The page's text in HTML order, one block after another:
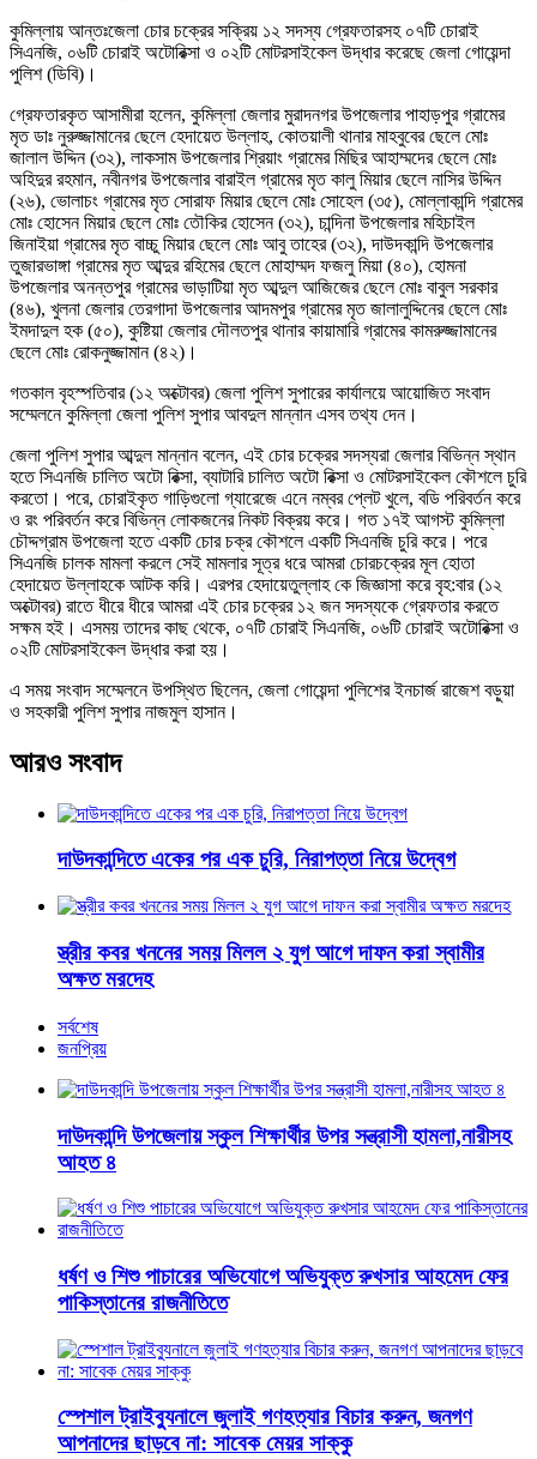
কুমিল্লায় আন্তঃজেলা চোর চক্রের সক্রিয় ১২ সদস্য গ্রেফতারসহ ০৭টি চোরাই
সিএনজি, ০৬টি চোরাই অটোরিক্সা ও ০২টি মোটরসাইকেল উদ্ধার করেছে জেলা গোয়েন্দা
পুলিশ (ডিবি)।
গ্রেফতারকৃত আসামীরা হলেন, কুমিল্লা জেলার মুরাদনগর উপজেলার পাহাড়পুর গ্রামের
মৃত ডাঃ নুরুজ্জামানের ছেলে হেদায়েত উল্লাহ, কোতয়ালী থানার মাহবুবের ছেলে মোঃ
জালাল উদ্দিন (৩২), লাকসাম উপজেলার শ্রিয়াং গ্রামের মিছির আহাম্মদের ছেলে মোঃ
অহিদুর রহমান, নবীনগর উপজেলার বারাইল গ্রামের মৃত কালু মিয়ার ছেলে নাসির উদ্দিন
(২৬), ভোলাচং গ্রামের মৃত সোরাফ মিয়ার ছেলে মোঃ সোহেল (৩৫), মোল্লাকান্দি গ্রামের
মোঃ হোসেন মিয়ার ছেলে মোঃ তৌকির হোসেন (৩২), চান্দিনা উপজেলার মহিচাইল
জিনাইয়া গ্রামের মৃত বাচ্চু মিয়ার ছেলে মোঃ আবু তাহের (৩২), দাউদকান্দি উপজেলার
তুজারভাঙ্গা গ্রামের মৃত আব্দুর রহিমের ছেলে মোহাম্মদ ফজলু মিয়া (৪০), হোমনা
উপজেলার অনন্তপুর গ্রামের ভাড়াটিয়া মৃত আব্দুল আজিজের ছেলে মোঃ বাবুল সরকার
(৪৬), খুলনা জেলার তেরগাদা উপজেলার আদমপুর গ্রামের মৃত জালালুদ্দিনের ছেলে মোঃ
ইমদাদুল হক (৫০), কুষ্টিয়া জেলার দৌলতপুর থানার কায়ামারি গ্রামের কামরুজ্জামানের
ছেলে মোঃ রোকনুজ্জামান (৪২)।
গতকাল বৃহস্পতিবার (১২ অক্টোবর) জেলা পুলিশ সুপারের কার্যালয়ে আয়োজিত সংবাদ
সম্মেলনে কুমিল্লা জেলা পুলিশ সুপার আবদুল মান্নান এসব তথ্য দেন।
জেলা পুলিশ সুপার আব্দুল মান্নান বলেন, এই চোর চক্রের সদস্যরা জেলার বিভিন্ন স্থান
হতে সিএনজি চালিত অটো রিক্সা, ব্যাটারি চালিত অটো রিক্সা ও মোটরসাইকেল কৌশলে চুরি
করতো। পরে, চোরাইকৃত গাড়িগুলো গ্যারেজে এনে নম্বর প্লেট খুলে, বডি পরিবর্তন করে
ও রং পরিবর্তন করে বিভিন্ন লোকজনের নিকট বিক্রয় করে। গত ১৭ই আগস্ট কুমিল্লা
চৌদ্দগ্রাম উপজেলা হতে একটি চোর চক্র কৌশলে একটি সিএনজি চুরি করে। পরে
সিএনজি চালক মামলা করলে সেই মামলার সূত্র ধরে আমরা চোরচক্রের মূল হোতা
হেদায়েত উল্লাহকে আটক করি। এরপর হেদায়েতুল্লাহ কে জিজ্ঞাসা করে বৃহ:বার (১২
অক্টোবর) রাতে ধীরে ধীরে আমরা এই চোর চক্রের ১২ জন সদস্যকে গ্রেফতার করতে
সক্ষম হই। এসময় তাদের কাছ থেকে, ০৭টি চোরাই সিএনজি, ০৬টি চোরাই অটোরিক্সা ও
০২টি মোটরসাইকেল উদ্ধার করা হয়।
এ সময় সংবাদ সম্মেলনে উপস্থিত ছিলেন, জেলা গোয়েন্দা পুলিশের ইনচার্জ রাজেশ বড়ুয়া
ও সহকারী পুলিশ সুপার নাজমুল হাসান।
আরও সংবাদ
দাউদকান্দিতে একের পর এক চুরি, নিরাপত্তা নিয়ে উদ্বেগ
স্ত্রীর কবর খননের সময় মিলল ২ যুগ আগে দাফন করা স্বামীর
অক্ষত মরদেহ
সর্বশেষ
জনপ্রিয়
দাউদকান্দি উপজেলায় স্কুল শিক্ষার্থীর উপর সন্ত্রাসী হামলা,নারীসহ
আহত ৪
ধর্ষণ ও শিশু পাচারের অভিযোগে অভিযুক্ত রুখসার আহমেদ ফের
পাকিস্তানের রাজনীতিতে
স্পেশাল ট্রাইব্যুনালে জুলাই গণহত্যার বিচার করুন, জনগণ
আপনাদের ছাড়বে না: সাবেক মেয়র সাক্কু